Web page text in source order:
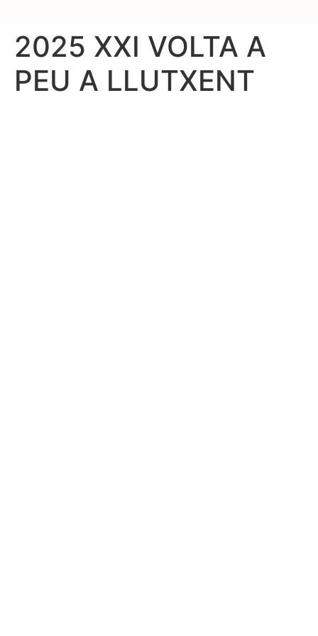
2025 XXI VOLTA A
PEU A LLUTXENT